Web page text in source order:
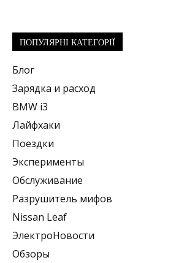
ПОПУЛЯРНІ КАТЕГОРІЇ
Блог
Зарядка и расход
BMW i3
Лайфхаки
Поездки
Эксперименты
Обслуживание
Разрушитель мифов
Nissan Leaf
ЭлектроНовости
Обзоры